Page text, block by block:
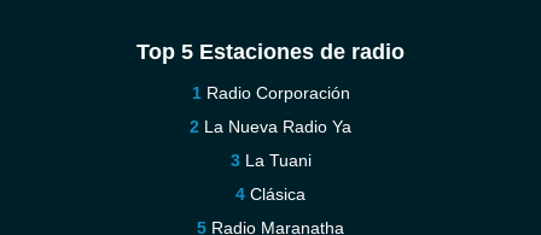
Top 5 Estaciones de radio
Radio Corporación
La Nueva Radio Ya
La Tuani
Clásica
Radio Maranatha